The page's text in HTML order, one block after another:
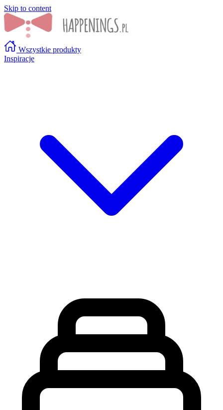
Skip to content
Wszystkie produkty
Inspiracje